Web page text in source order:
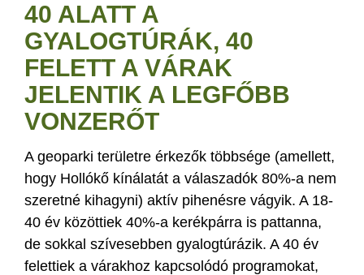
40 ALATT A
GYALOGTÚRÁK, 40
FELETT A VÁRAK
JELENTIK A LEGFŐBB
VONZERŐT
A geoparki területre érkezők többsége (amellett,
hogy Hollókő kínálatát a válaszadók 80%-a nem
szeretné kihagyni) aktív pihenésre vágyik. A 18-
40 év közöttiek 40%-a kerékpárra is pattanna,
de sokkal szívesebben gyalogtúrázik. A 40 év
felettiek a várakhoz kapcsolódó programokat,